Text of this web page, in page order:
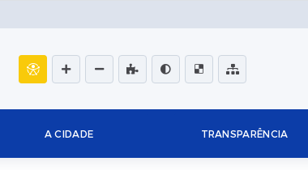
A CIDADE TRANSPARÊNCIA